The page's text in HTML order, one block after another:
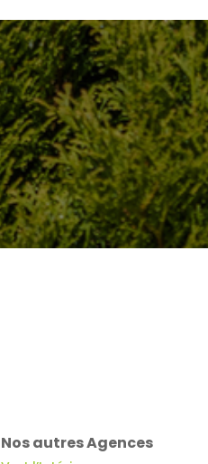
Nos autres Agences